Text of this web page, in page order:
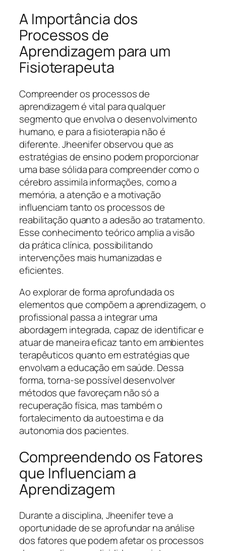
A Importância dos
Processos de
Aprendizagem para um
Fisioterapeuta
Compreender os processos de
aprendizagem é vital para qualquer
segmento que envolva o desenvolvimento
humano, e para a fisioterapia não é
diferente. Jheenifer observou que as
estratégias de ensino podem proporcionar
uma base sólida para compreender como o
cérebro assimila informações, como a
memória, a atenção e a motivação
influenciam tanto os processos de
reabilitação quanto a adesão ao tratamento.
Esse conhecimento teórico amplia a visão
da prática clínica, possibilitando
intervenções mais humanizadas e
eficientes.
Ao explorar de forma aprofundada os
elementos que compõem a aprendizagem, o
profissional passa a integrar uma
abordagem integrada, capaz de identificar e
atuar de maneira eficaz tanto em ambientes
terapêuticos quanto em estratégias que
envolvam a educação em saúde. Dessa
forma, torna-se possível desenvolver
métodos que favoreçam não só a
recuperação física, mas também o
fortalecimento da autoestima e da
autonomia dos pacientes.
Compreendendo os Fatores
que Influenciam a
Aprendizagem
Durante a disciplina, Jheenifer teve a
oportunidade de se aprofundar na análise
dos fatores que podem afetar os processos